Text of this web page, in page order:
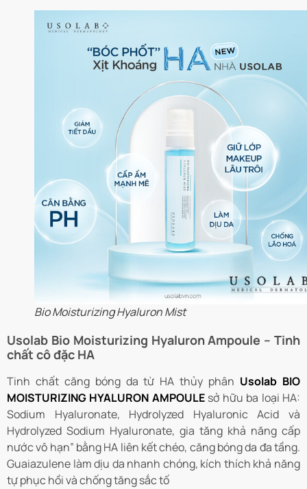
Bio Moisturizing Hyaluron Mist
Usolab Bio Moisturizing Hyaluron Ampoule – Tinh
chất cô đặc HA
Tinh chất căng bóng da từ HA thủy phân Usolab BIO
MOISTURIZING HYALURON AMPOULEsở hữu ba loại HA:
Sodium Hyaluronate, Hydrolyzed Hyaluronic Acid và
Hydrolyzed Sodium Hyaluronate, gia tăng khả năng cấp
nước vô hạn” bằng HA liên kết chéo, căng bóng da đa tầng.
Guaiazulene làm dịu da nhanh chóng, kích thích khả năng
tự phục hồi và chống tăng sắc tố